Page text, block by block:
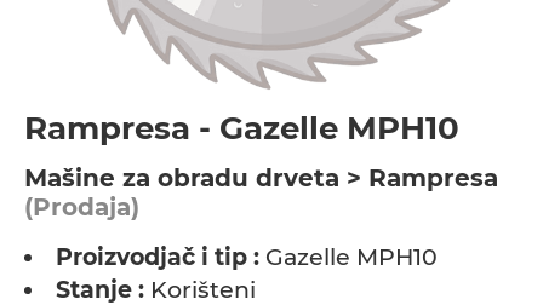
Rampresa - Gazelle MPH10
Мašine za obradu drveta > Rampresa
(Prodaja)
Proizvodjač i tip : Gazelle MPH10
Stanje : Korišteni